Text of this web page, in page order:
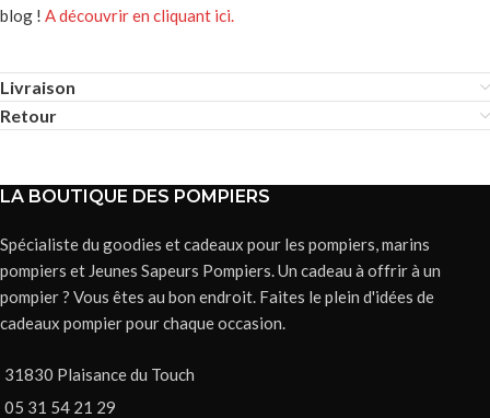
blog ! A découvrir en cliquant ici.
Livraison
Retour
LA BOUTIQUE DES POMPIERS
Spécialiste du goodies et cadeaux pour les pompiers, marins
pompiers et Jeunes Sapeurs Pompiers. Un cadeau à offrir à un
pompier ? Vous êtes au bon endroit. Faites le plein d'idées de
cadeaux pompier pour chaque occasion.
31830 Plaisance du Touch
05 31 54 21 29